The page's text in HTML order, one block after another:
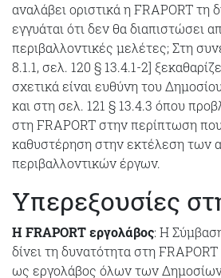
αναλάβει οριστικά η FRAPORT τη
εγγυάται ότι δεν θα διαπιστώσει
περιβαλλοντικές μελέτες; Στη
8.1.1, σελ. 120 § 13.4.1-2]
σχετικά είναι ευθύνη του
και στη σελ. 121 § 13.4.3 όπου
στη FRAPORT στην περίπτωση
καθυστέρηση στην εκτέλεση των
περιβαλλοντικών έργων.
Υπερεξουσίες
Η FRAPORT εργολάβος: Η
δίνει τη δυνατότητα στη FRAPORT
ως εργολάβος όλων των